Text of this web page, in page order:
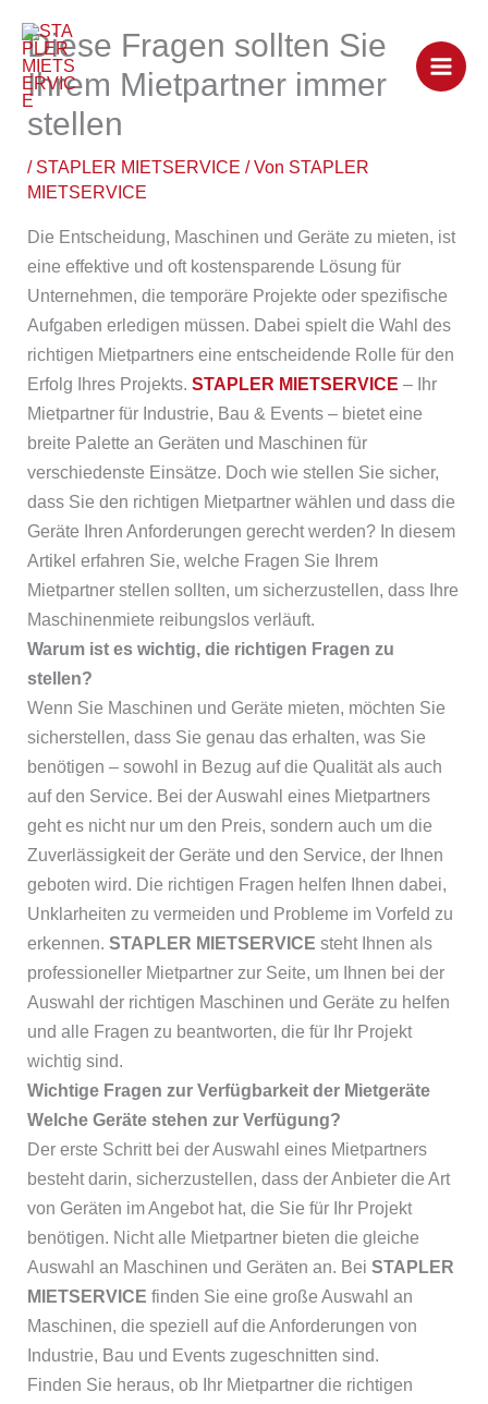
Inhalt
springen
Diese Fragen sollten Sie
Ihrem Mietpartner immer
stellen
/ STAPLER MIETSERVICE / Von STAPLER
MIETSERVICE
Die Entscheidung, Maschinen und Geräte zu mieten, ist
eine effektive und oft kostensparende Lösung für
Unternehmen, die temporäre Projekte oder spezifische
Aufgaben erledigen müssen. Dabei spielt die Wahl des
richtigen Mietpartners eine entscheidende Rolle für den
Erfolg Ihres Projekts. STAPLER MIETSERVICE – Ihr
Mietpartner für Industrie, Bau & Events – bietet eine
breite Palette an Geräten und Maschinen für
verschiedenste Einsätze. Doch wie stellen Sie sicher,
dass Sie den richtigen Mietpartner wählen und dass die
Geräte Ihren Anforderungen gerecht werden? In diesem
Artikel erfahren Sie, welche Fragen Sie Ihrem
Mietpartner stellen sollten, um sicherzustellen, dass Ihre
Maschinenmiete reibungslos verläuft.
Warum ist es wichtig, die richtigen Fragen zu
stellen?
Wenn Sie Maschinen und Geräte mieten, möchten Sie
sicherstellen, dass Sie genau das erhalten, was Sie
benötigen – sowohl in Bezug auf die Qualität als auch
auf den Service. Bei der Auswahl eines Mietpartners
geht es nicht nur um den Preis, sondern auch um die
Zuverlässigkeit der Geräte und den Service, der Ihnen
geboten wird. Die richtigen Fragen helfen Ihnen dabei,
Unklarheiten zu vermeiden und Probleme im Vorfeld zu
erkennen. STAPLER MIETSERVICE steht Ihnen als
professioneller Mietpartner zur Seite, um Ihnen bei der
Auswahl der richtigen Maschinen und Geräte zu helfen
und alle Fragen zu beantworten, die für Ihr Projekt
wichtig sind.
Wichtige Fragen zur Verfügbarkeit der Mietgeräte
Welche Geräte stehen zur Verfügung?
Der erste Schritt bei der Auswahl eines Mietpartners
besteht darin, sicherzustellen, dass der Anbieter die Art
von Geräten im Angebot hat, die Sie für Ihr Projekt
benötigen. Nicht alle Mietpartner bieten die gleiche
Auswahl an Maschinen und Geräten an. Bei STAPLER
MIETSERVICE finden Sie eine große Auswahl an
Maschinen, die speziell auf die Anforderungen von
Industrie, Bau und Events zugeschnitten sind.
Finden Sie heraus, ob Ihr Mietpartner die richtigen